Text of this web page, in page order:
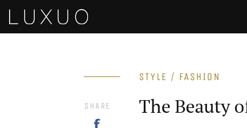
STYLE / FASHION
The Beauty
SHARE